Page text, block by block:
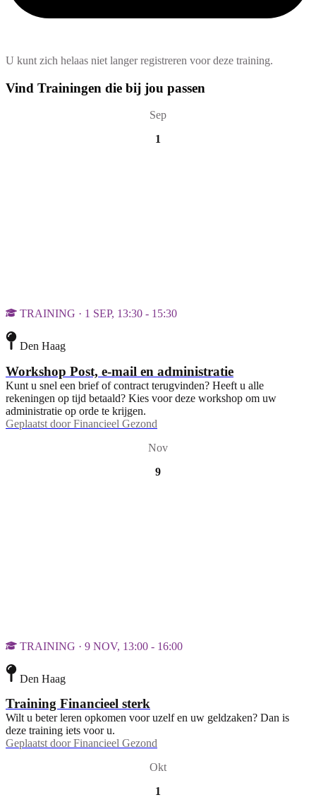
U kunt zich helaas niet langer registreren voor deze training.
Vind Trainingen die bij jou passen
Sep
1
TRAINING · 1 SEP, 13:30 - 15:30
Den Haag
Workshop Post, e-mail en administratie
Kunt u snel een brief of contract terugvinden? Heeft u alle
rekeningen op tijd betaald? Kies voor deze workshop om uw
administratie op orde te krijgen.
Geplaatst door Financieel Gezond
Nov
9
TRAINING · 9 NOV, 13:00 - 16:00
Den Haag
Training Financieel sterk
Wilt u beter leren opkomen voor uzelf en uw geldzaken? Dan is
deze training iets voor u.
Geplaatst door Financieel Gezond
Okt
1